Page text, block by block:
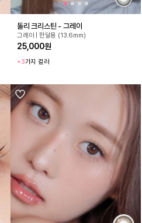
돌리 크리스틴 - 그레이
그레이 | 한달용 (13.6mm)
25,000원
+3가지 컬러